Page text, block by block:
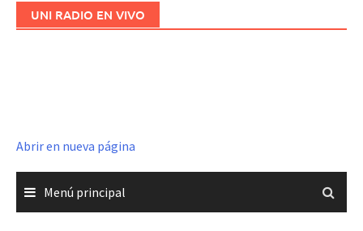
UNI RADIO EN VIVO
Abrir en nueva página
Menú principal